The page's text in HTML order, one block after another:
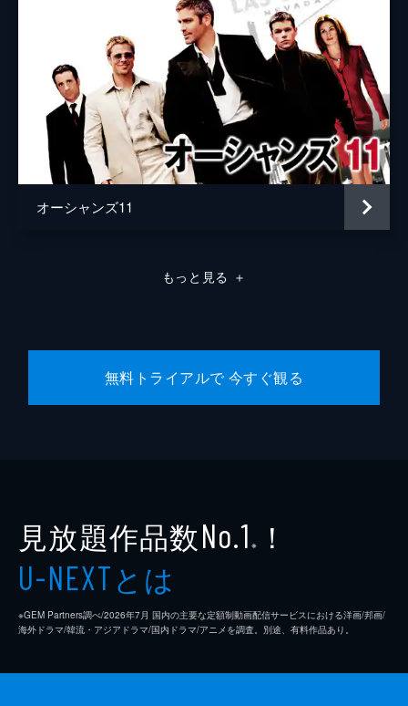
オーシャンズ11
もっと見る ＋
無料トライアルで 今すぐ観る
見放題作品数No.1 ※ ！
U-NEXTとは
※GEM Partners調べ/2026年7⽉ 国内の主要な定額制動画配信サービスにおける洋画/邦画/
海外ドラマ/韓流・アジアドラマ/国内ドラマ/アニメを調査。別途、有料作品あり。